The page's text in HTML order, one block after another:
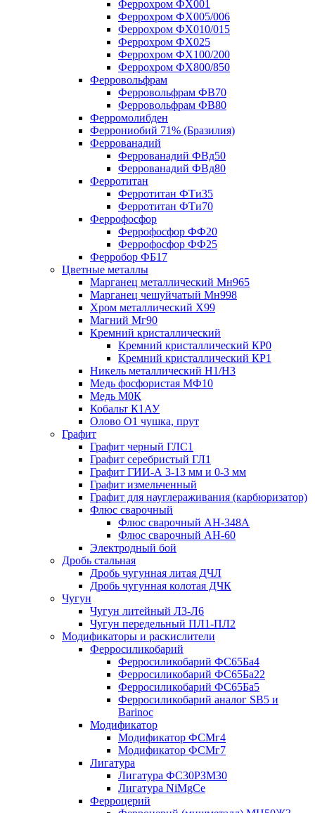
Феррохром ФХ001
Феррохром ФХ005/006
Феррохром ФХ010/015
Феррохром ФХ025
Феррохром ФХ100/200
Феррохром ФХ800/850
Ферровольфрам
Ферровольфрам ФВ70
Ферровольфрам ФВ80
Ферромолибден
Феррониобий 71% (Бразилия)
Феррованадий
Феррованадий ФВд50
Феррованадий ФВд80
Ферротитан
Ферротитан ФТи35
Ферротитан ФТи70
Феррофосфор
Феррофосфор ФФ20
Феррофосфор ФФ25
Ферробор ФБ17
Цветные металлы
Марганец металлический Мн965
Марганец чешуйчатый Мн998
Хром металлический Х99
Магний Мг90
Кремний кристаллический
Кремний кристаллический КР0
Кремний кристаллический КР1
Никель металлический Н1/Н3
Медь фосфористая МФ10
Медь М0К
Кобальт К1АУ
Олово О1 чушка, прут
Графит
Графит черный ГЛС1
Графит серебристый ГЛ1
Графит ГИИ-А 3-13 мм и 0-3 мм
Графит измельченный
Графит для науглераживания (карбюризатор)
Флюс сварочный
Флюс сварочный АН-348А
Флюс сварочный АН-60
Электродный бой
Дробь стальная
Дробь чугунная литая ДЧЛ
Дробь чугунная колотая ДЧК
Чугун
Чугун литейный Л3-Л6
Чугун передельный ПЛ1-ПЛ2
Модификаторы и раскислители
Ферросиликобарий
Ферросиликобарий ФС65Ба4
Ферросиликобарий ФС65Ба22
Ферросиликобарий ФС65Ба5
Ферросиликобарий аналог SB5 и
Barinoc
Модификатор
Модификатор ФСМг4
Модификатор ФСМг7
Лигатура
Лигатура ФС30РЗМ30
Лигатура NiMgCe
Ферроцерий